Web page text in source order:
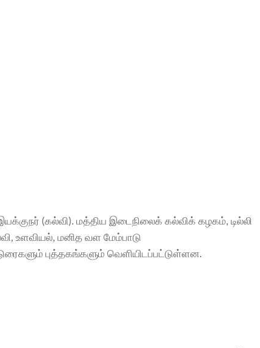
(கல்வி). மத்திய இடைநிலைக் கல்விக் கழகம், டில்லி
உளவியல், மனித வள மேம்பாடு
புத்தகங்களும் வெளியிடப்பட்டுள்ளன.